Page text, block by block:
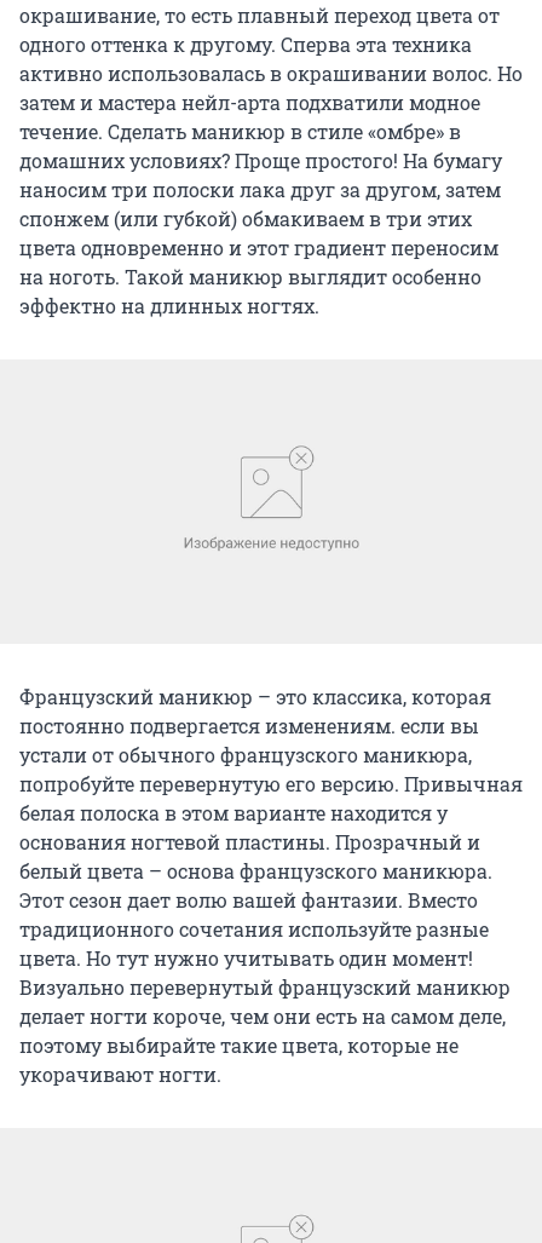
окрашивание, то есть плавный переход цвета от
одного оттенка к другому. Сперва эта техника
активно использовалась в окрашивании волос. Но
затем и мастера нейл-арта подхватили модное
течение. Сделать маникюр в стиле «омбре» в
домашних условиях? Проще простого! На бумагу
наносим три полоски лака друг за другом, затем
спонжем (или губкой) обмакиваем в три этих
цвета одновременно и этот градиент переносим
на ноготь. Такой маникюр выглядит особенно
эффектно на длинных ногтях.
Французский маникюр – это классика, которая
постоянно подвергается изменениям. если вы
устали от обычного французского маникюра,
попробуйте перевернутую его версию. Привычная
белая полоска в этом варианте находится у
основания ногтевой пластины. Прозрачный и
белый цвета – основа французского маникюра.
Этот сезон дает волю вашей фантазии. Вместо
традиционного сочетания используйте разные
цвета. Но тут нужно учитывать один момент!
Визуально перевернутый французский маникюр
делает ногти короче, чем они есть на самом деле,
поэтому выбирайте такие цвета, которые не
укорачивают ногти.